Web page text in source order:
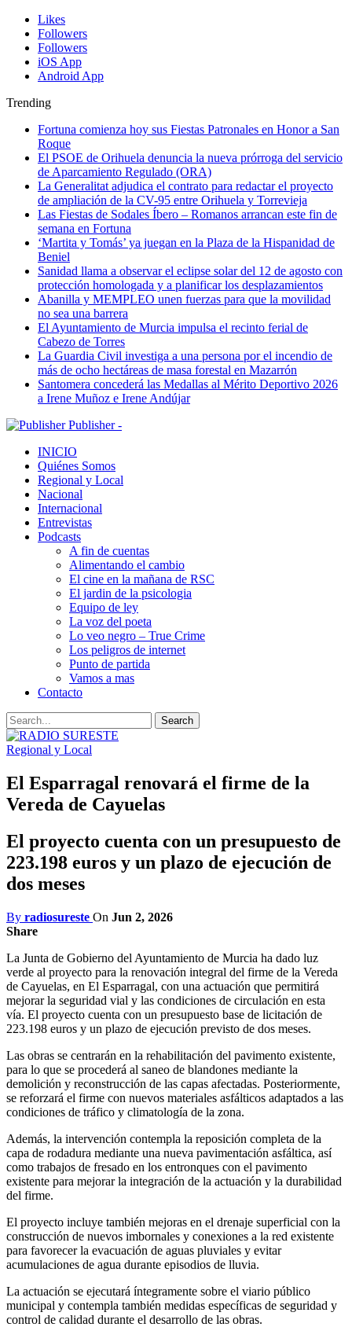
Likes
Followers
Followers
iOS App
Android App
Trending
Fortuna comienza hoy sus Fiestas Patronales en Honor a San
Roque
El PSOE de Orihuela denuncia la nueva prórroga del servicio
de Aparcamiento Regulado (ORA)
La Generalitat adjudica el contrato para redactar el proyecto
de ampliación de la CV-95 entre Orihuela y Torrevieja
Las Fiestas de Sodales Íbero – Romanos arrancan este fin de
semana en Fortuna
‘Martita y Tomás’ ya juegan en la Plaza de la Hispanidad de
Beniel
Sanidad llama a observar el eclipse solar del 12 de agosto con
protección homologada y a planificar los desplazamientos
Abanilla y MEMPLEO unen fuerzas para que la movilidad
no sea una barrera
El Ayuntamiento de Murcia impulsa el recinto ferial de
Cabezo de Torres
La Guardia Civil investiga a una persona por el incendio de
más de ocho hectáreas de masa forestal en Mazarrón
Santomera concederá las Medallas al Mérito Deportivo 2026
a Irene Muñoz e Irene Andújar
Publisher -
INICIO
Quiénes Somos
Regional y Local
Nacional
Internacional
Entrevistas
Podcasts
A fin de cuentas
Alimentando el cambio
El cine en la mañana de RSC
El jardin de la psicologia
Equipo de ley
La voz del poeta
Lo veo negro – True Crime
Los peligros de internet
Punto de partida
Vamos a mas
Contacto
Regional y Local
El Esparragal renovará el firme de la
Vereda de Cayuelas
El proyecto cuenta con un presupuesto de
223.198 euros y un plazo de ejecución de
dos meses
By radiosureste On Jun 2, 2026
Share
La Junta de Gobierno del Ayuntamiento de Murcia ha dado luz
verde al proyecto para la renovación integral del firme de la Vereda
de Cayuelas, en El Esparragal, con una actuación que permitirá
mejorar la seguridad vial y las condiciones de circulación en esta
vía. El proyecto cuenta con un presupuesto base de licitación de
223.198 euros y un plazo de ejecución previsto de dos meses.
Las obras se centrarán en la rehabilitación del pavimento existente,
para lo que se procederá al saneo de blandones mediante la
demolición y reconstrucción de las capas afectadas. Posteriormente,
se reforzará el firme con nuevos materiales asfálticos adaptados a las
condiciones de tráfico y climatología de la zona.
Además, la intervención contempla la reposición completa de la
capa de rodadura mediante una nueva pavimentación asfáltica, así
como trabajos de fresado en los entronques con el pavimento
existente para mejorar la integración de la actuación y la durabilidad
del firme.
El proyecto incluye también mejoras en el drenaje superficial con la
construcción de nuevos imbornales y conexiones a la red existente
para favorecer la evacuación de aguas pluviales y evitar
acumulaciones de agua durante episodios de lluvia.
La actuación se ejecutará íntegramente sobre el viario público
municipal y contempla también medidas específicas de seguridad y
control de calidad durante el desarrollo de las obras.